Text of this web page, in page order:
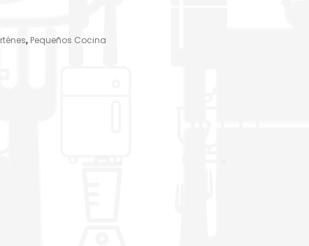
, Pequeños Cocina